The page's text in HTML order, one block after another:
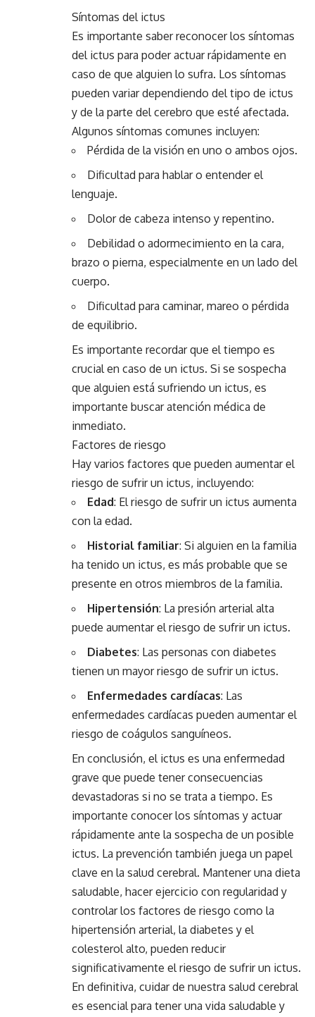
Síntomas del ictus
Es importante saber reconocer los síntomas
del ictus para poder actuar rápidamente en
caso de que alguien lo sufra. Los síntomas
pueden variar dependiendo del tipo de ictus
y de la parte del cerebro que esté afectada.
Algunos síntomas comunes incluyen:
Pérdida de la visión en uno o ambos ojos.
Dificultad para hablar o entender el
lenguaje.
Dolor de cabeza intenso y repentino.
Debilidad o adormecimiento en la cara,
brazo o pierna, especialmente en un lado del
cuerpo.
Dificultad para caminar, mareo o pérdida
de equilibrio.
Es importante recordar que el tiempo es
crucial en caso de un ictus. Si se sospecha
que alguien está sufriendo un ictus, es
importante buscar atención médica de
inmediato.
Factores de riesgo
Hay varios factores que pueden aumentar el
riesgo de sufrir un ictus, incluyendo:
Edad: El riesgo de sufrir un ictus aumenta
con la edad.
Historial familiar: Si alguien en la familia
ha tenido un ictus, es más probable que se
presente en otros miembros de la familia.
Hipertensión: La presión arterial alta
puede aumentar el riesgo de sufrir un ictus.
Diabetes: Las personas con diabetes
tienen un mayor riesgo de sufrir un ictus.
Enfermedades cardíacas: Las
enfermedades cardíacas pueden aumentar el
riesgo de coágulos sanguíneos.
En conclusión, el ictus es una enfermedad
grave que puede tener consecuencias
devastadoras si no se trata a tiempo. Es
importante conocer los síntomas y actuar
rápidamente ante la sospecha de un posible
ictus. La prevención también juega un papel
clave en la salud cerebral. Mantener una dieta
saludable, hacer ejercicio con regularidad y
controlar los factores de riesgo como la
hipertensión arterial, la diabetes y el
colesterol alto, pueden reducir
significativamente el riesgo de sufrir un ictus.
En definitiva, cuidar de nuestra salud cerebral
es esencial para tener una vida saludable y